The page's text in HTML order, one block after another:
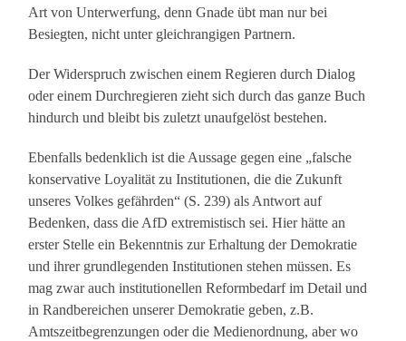
Art von Unterwerfung, denn Gnade übt man nur bei
Besiegten, nicht unter gleichrangigen Partnern.
Der Widerspruch zwischen einem Regieren durch Dialog
oder einem Durchregieren zieht sich durch das ganze Buch
hindurch und bleibt bis zuletzt unaufgelöst bestehen.
Ebenfalls bedenklich ist die Aussage gegen eine „falsche
konservative Loyalität zu Institutionen, die die Zukunft
unseres Volkes gefährden“ (S. 239) als Antwort auf
Bedenken, dass die AfD extremistisch sei. Hier hätte an
erster Stelle ein Bekenntnis zur Erhaltung der Demokratie
und ihrer grundlegenden Institutionen stehen müssen. Es
mag zwar auch institutionellen Reformbedarf im Detail und
in Randbereichen unserer Demokratie geben, z.B.
Amtszeitbegrenzungen oder die Medienordnung, aber wo